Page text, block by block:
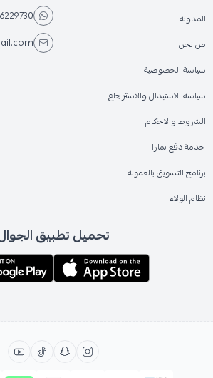
المدونة
من نحن
سياسة الخصوصية
سياسة الاستبدال والاسترجاع
الشروط والاحكام
خدمة دفع تمارا
برنامج التسويق بالعمولة
نظام الولاء
تحميل تطبيق